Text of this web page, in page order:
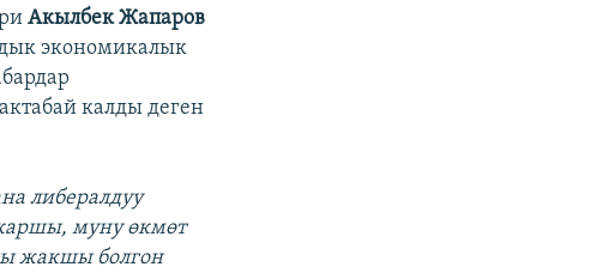
Акылбек Жапаров
экономикалык
калды деген
либералдуу
муну өкмөт
жакшы болгон